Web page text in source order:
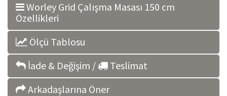
Worley Grid Çalışma Masası 150 cm
Özellikleri
Ölçü Tablosu
İade & Değişim /
Teslimat
Arkadaşlarına Öner